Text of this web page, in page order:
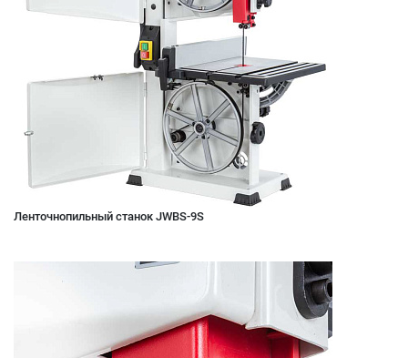
Ленточнопильный станок JWBS-9S